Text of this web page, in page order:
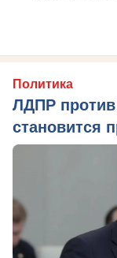
Политика
ЛДПР
становится